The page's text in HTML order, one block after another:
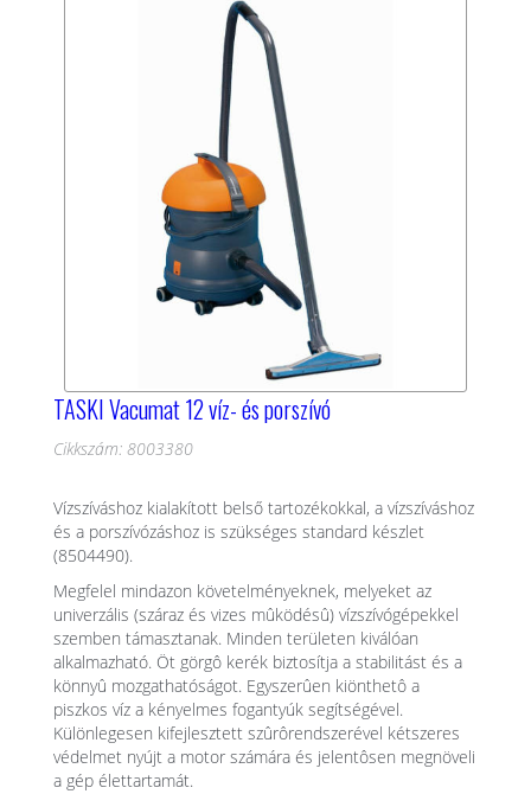
TASKI Vacumat 12 víz- és porszívó
Cikkszám: 8003380
Vízszíváshoz kialakított belső tartozékokkal, a vízszíváshoz
és a porszívózáshoz is szükséges standard készlet
(8504490).
Megfelel mindazon követelményeknek, melyeket az
univerzális (száraz és vizes mûködésû) vízszívógépekkel
szemben támasztanak. Minden területen kiválóan
alkalmazható. Öt görgô kerék biztosítja a stabilitást és a
könnyû mozgathatóságot. Egyszerûen kiönthetô a
piszkos víz a kényelmes fogantyúk segítségével.
Különlegesen kifejlesztett szûrôrendszerével kétszeres
védelmet nyújt a motor számára és jelentôsen megnöveli
a gép élettartamát.